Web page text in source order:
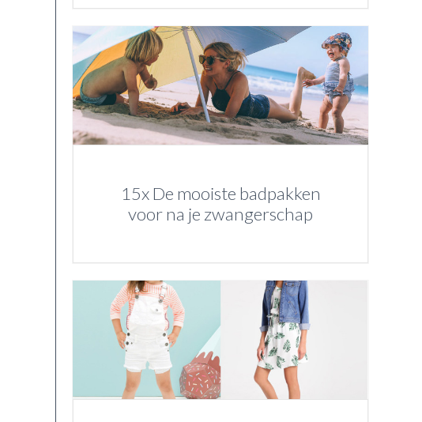
15x De mooiste badpakken
voor na je zwangerschap